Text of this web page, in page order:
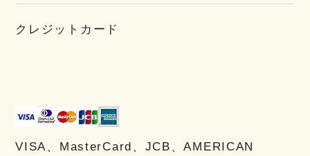
クレジットカード
VISA、MasterCard、JCB、AMERICAN